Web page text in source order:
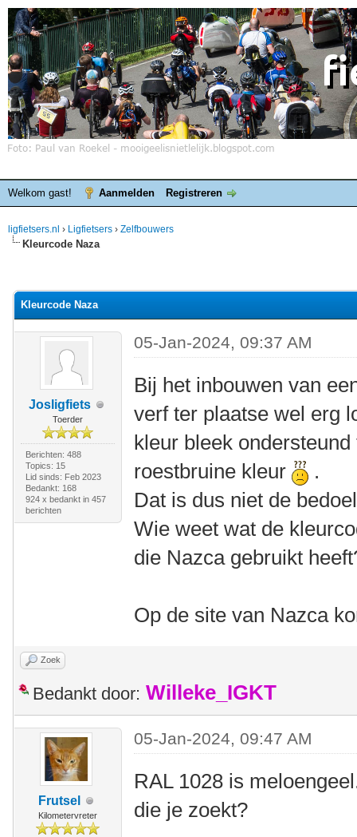
Welkom gast! Aanmelden Registreren
ligfietsers.nl › Ligfietsers › Zelfbouwers
Kleurcode Naza
Kleurcode Naza
Josligfiets
Toerder
Berichten: 488
Topics: 15
Lid sinds: Feb 2023
Bedankt: 168
924 x bedankt in 457
berichten
05-Jan-2024, 09:37 AM
Bij het inbouwen van
verf ter plaatse wel erg
kleur bleek
roestbruine kleur
.
Dat is dus niet de
Wie weet wat de
die Nazca gebruikt
Op de site van Nazca
Zoek
Bedankt door: Willeke_IGKT
Frutsel
Kilometervreter
05-Jan-2024, 09:47 AM
RAL 1028 is
die je zoekt?